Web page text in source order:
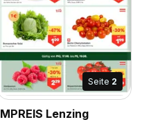
Seite 2
MPREIS Lenzing